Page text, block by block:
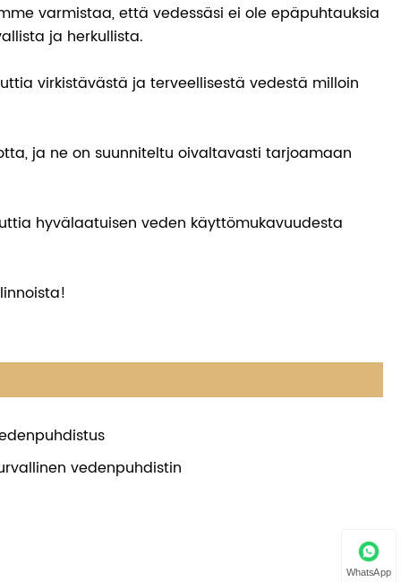
varmistaa, että vedessäsi ei ole epäpuhtauksia
ja herkullista.
virkistävästä ja terveellisestä vedestä milloin
ja ne on suunniteltu oivaltavasti tarjoamaan
hyvälaatuisen veden käyttömukavuudesta
vedenpuhdistin
WhatsApp